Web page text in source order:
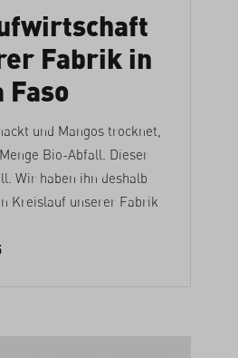
Fabrik in
Faso
und Mangos trocknet,
Bio-Abfall. Dieser
Wir haben ihn deshalb
Kreislauf unserer Fabrik